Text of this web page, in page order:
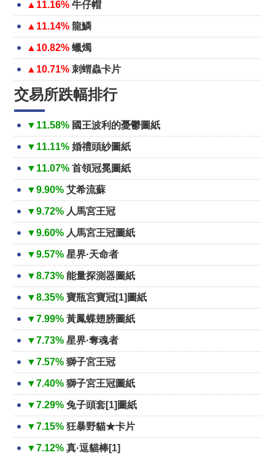
▲11.16% 牛仔帽
▲11.14% 龍鱗
▲10.82% 蠟燭
▲10.71% 刺蝟蟲卡片
交易所跌幅排行
▼11.58% 國王波利的憂鬱圖紙
▼11.11% 婚禮頭紗圖紙
▼11.07% 首領冠冕圖紙
▼9.90% 艾希流蘇
▼9.72% 人馬宮王冠
▼9.60% 人馬宮王冠圖紙
▼9.57% 星界·天命者
▼8.73% 能量探測器圖紙
▼8.35% 寶瓶宮寶冠[1]圖紙
▼7.99% 黃鳳蝶翅膀圖紙
▼7.73% 星界·奪魂者
▼7.57% 獅子宮王冠
▼7.40% 獅子宮王冠圖紙
▼7.29% 兔子頭套[1]圖紙
▼7.15% 狂暴野貓★卡片
▼7.12% 真·逗貓棒[1]